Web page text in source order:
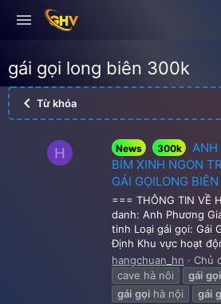
gái gọi long biên 300k
Từ khóa
H News 300k
ANH
BÍM XINH NGON
GÁI GỌILONG BIÊN
=== THÔNG TIN VỀ
danh: Anh Phương
tinh Loại gái gọi: Gái
Định Khu vực hoạt
hangchuan_hn
Chủ
cave hà nôi
gái gọi
gái gọi hà nội gái